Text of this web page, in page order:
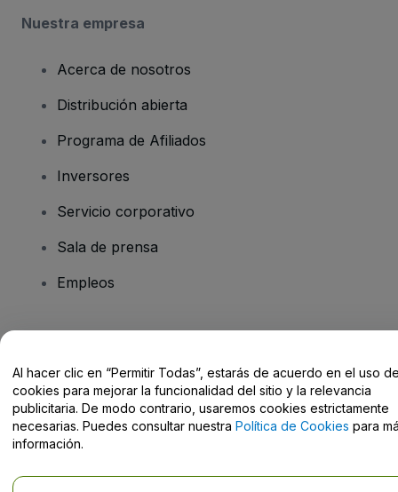
Nuestra empresa
Acerca de nosotros
Distribución abierta
Programa de Afiliados
Inversores
Servicio corporativo
Sala de prensa
Empleos
Centro de Ayuda / Contacto
Al hacer clic en “Permitir Todas”, estarás de acuerdo en el uso
cookies para mejorar la funcionalidad del sitio y la relevancia
publicitaria. De modo contrario, usaremos cookies estrictamente
necesarias. Puedes consultar nuestra Política de Cookies para
información.